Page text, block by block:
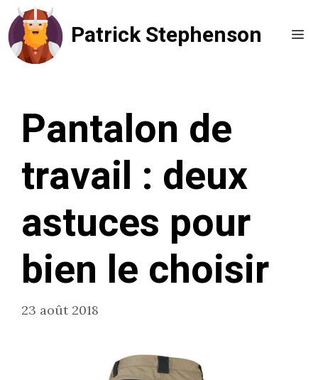
Aller
au
contenu
Patrick Stephenson
Pantalon de
travail : deux
astuces pour
bien le choisir
23 août 2018